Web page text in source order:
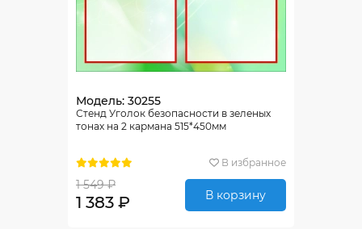
Модель: 30255
Стенд Уголок безопасности в зеленых
тонах на 2 кармана 515*450мм
В избранное
1 549 ₽
1 383 ₽ В корзину